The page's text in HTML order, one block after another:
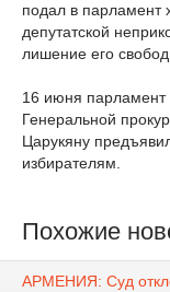
подал в парламент
депутатской
лишение его
16 июня парламент
Генеральной
Царукяну
избирателям.
Похожие
АРМЕНИЯ: Суд